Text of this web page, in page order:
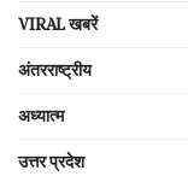
VIRAL खबरें
अंतरराष्ट्रीय
अध्यात्म
उत्तर प्रदेश